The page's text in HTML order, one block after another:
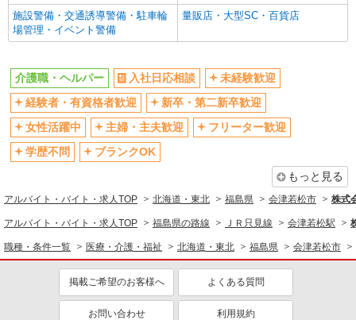
施設警備・交通誘導警備・駐車輪
場管理・イベント警備
量販店・大型SC・百貨店
介護職・ヘルパー 入社日応相談
未経験歓迎
経験者・有資格者歓迎
新卒・第二新卒歓迎
女性活躍中
主婦・主夫歓迎
フリーター歓迎
学歴不問
ブランクOK
もっと見る
アルバイト・バイト・求人TOP 北海道・東北 福島県 会津若松市 株式
アルバイト・バイト・求人TOP 福島県の路線 ＪＲ只見線 会津若松駅
職種・条件一覧 医療・介護・福祉 北海道・東北 福島県 会津若松市
掲載ご希望のお客様へ よくある質問
お問い合わせ 利用規約